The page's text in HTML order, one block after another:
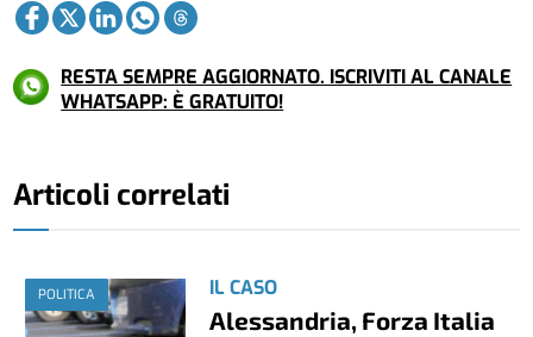
RESTA SEMPRE AGGIORNATO. ISCRIVITI AL CANALE
WHATSAPP: È GRATUITO!
Articoli correlati
POLITICA IL CASO
Alessandria, Forza Italia